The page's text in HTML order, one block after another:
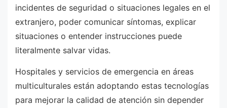
incidentes de seguridad o situaciones legales en el
extranjero, poder comunicar síntomas, explicar
situaciones o entender instrucciones puede
literalmente salvar vidas.
Hospitales y servicios de emergencia en áreas
multiculturales están adoptando estas tecnologías
para mejorar la calidad de atención sin depender